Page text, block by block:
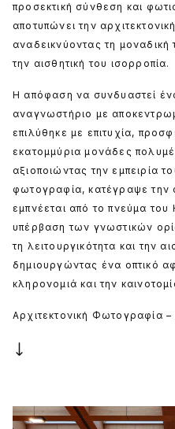
προσεκτική σύνθεση και
αποτυπώνει την
αναδεικνύοντας τη μοναδική
την αισθητική του ισορροπία.
Η απόφαση να συνδυαστεί
αναγνωστήριο με
επιλύθηκε με επιτυχία,
εκατομμύρια μονάδες
αξιοποιώντας την εμπειρία
φωτογραφία, κατέγραψε την
εμπνέεται από το πνεύμα
υπέρβαση των γνωστικών
τη λειτουργικότητα και την
δημιουργώντας ένα οπτικό
κληρονομιά και την
Αρχιτεκτονική Φωτογραφία